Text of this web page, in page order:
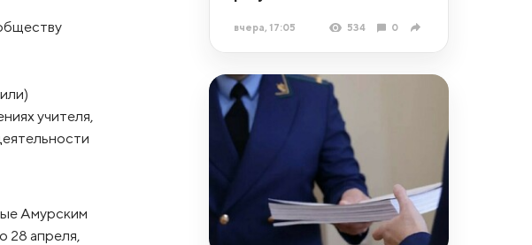
учителя,
Амурским
28 апреля,
вчера, 17:05 534 0